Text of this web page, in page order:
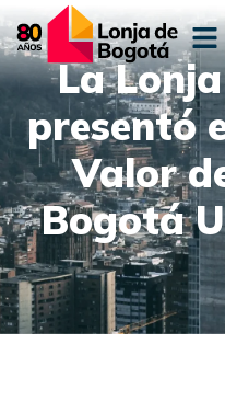
La
presentó
Valor
Bogotá